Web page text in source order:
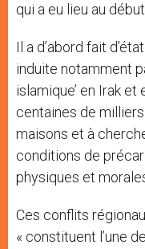
qui a eu lieu au
Il a d’abord fait
induite notamment
islamique’ en Irak
centaines de
maisons et à
conditions de
physiques et
Ces conflits
« constituent l’une